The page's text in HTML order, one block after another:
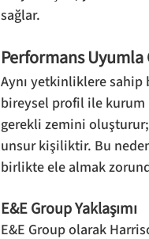
sağlar.
Performans
Aynı yetkinliklere
bireysel profil ile kurum
gerekli zemini
unsur kişiliktir. Bu
birlikte ele almak
E&E Group Yaklaşımı
E&E Group olarak